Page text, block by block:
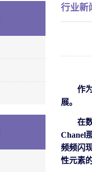
行业新
作
展。
在
Chanel
频频闪
性元素